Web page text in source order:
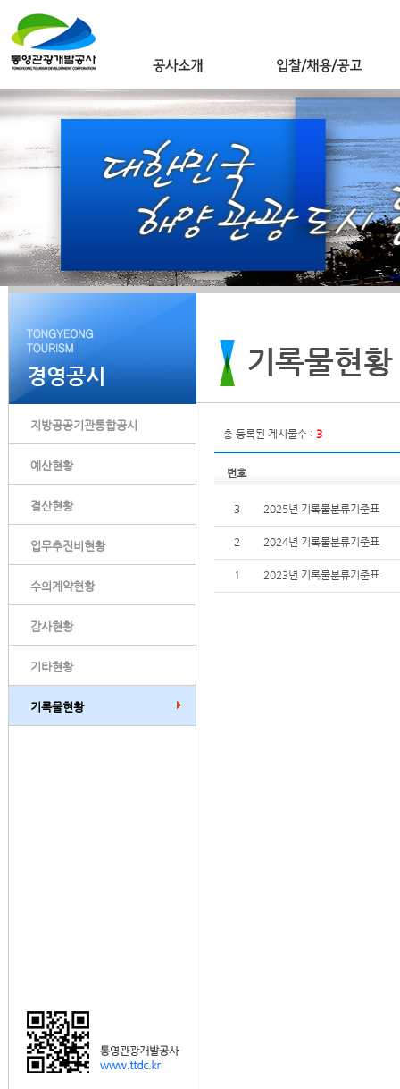
지방공공기관통합공시
예산현황
결산현황
업무추진비현황
수의계약현황
감사현황
기타현황
기록물현황
총 등록된 게시물수 : 3
번호
3 2025년 기록물분류기준표
2 2024년 기록물분류기준표
1 2023년 기록물분류기준표